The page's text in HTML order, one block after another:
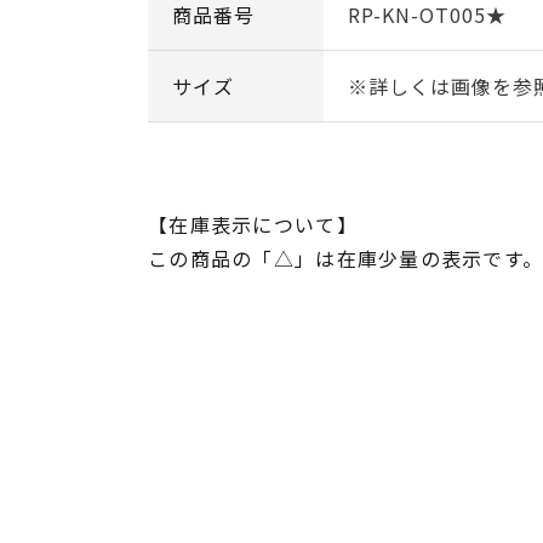
商品番号 RP-KN-OT005★
サイズ ※詳しくは画像を参
【在庫表示について】
この商品の「△」は在庫少量の表示です。